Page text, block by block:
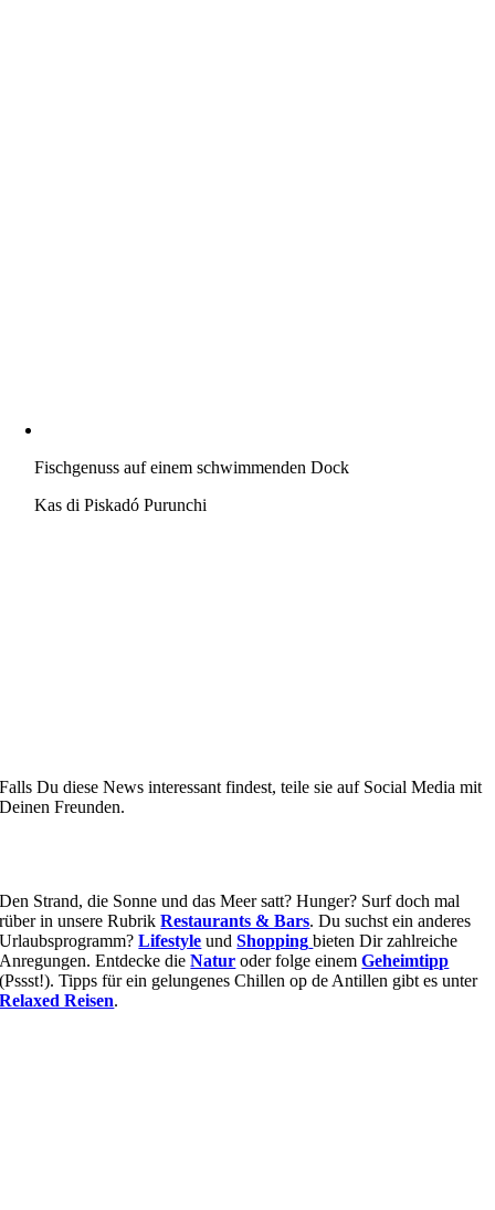
Fischgenuss auf einem schwimmenden Dock
Kas di Piskadó Purunchi
Falls Du diese News interessant findest, teile sie auf Social Media mit
Deinen Freunden.
Den Strand, die Sonne und das Meer satt? Hunger? Surf doch mal
rüber in unsere RubrikRestaurants & Bars. Du suchst ein anderes
Urlaubsprogramm?Lifestyle undShopping bieten Dir zahlreiche
Anregungen. Entdecke dieNatur oder folge einemGeheimtipp
(Pssst!). Tipps für ein gelungenes Chillen op de Antillen gibt es unter
Relaxed Reisen.